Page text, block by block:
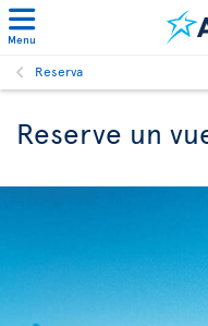
Menu
Reserva
Reserve un